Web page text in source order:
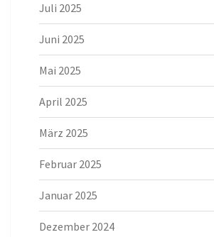
Juli 2025
Juni 2025
Mai 2025
April 2025
März 2025
Februar 2025
Januar 2025
Dezember 2024